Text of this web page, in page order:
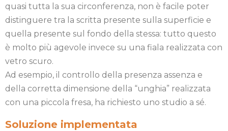
quasi tutta la sua circonferenza, non è facile poter
distinguere tra la scritta presente sulla superficie e
quella presente sul fondo della stessa: tutto questo
è molto più agevole invece su una fiala realizzata con
vetro scuro.
Ad esempio, il controllo della presenza assenza e
della corretta dimensione della “unghia” realizzata
con una piccola fresa, ha richiesto uno studio a sé.
Soluzione implementata